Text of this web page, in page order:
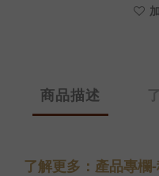
商品描述
了解更多：產品專